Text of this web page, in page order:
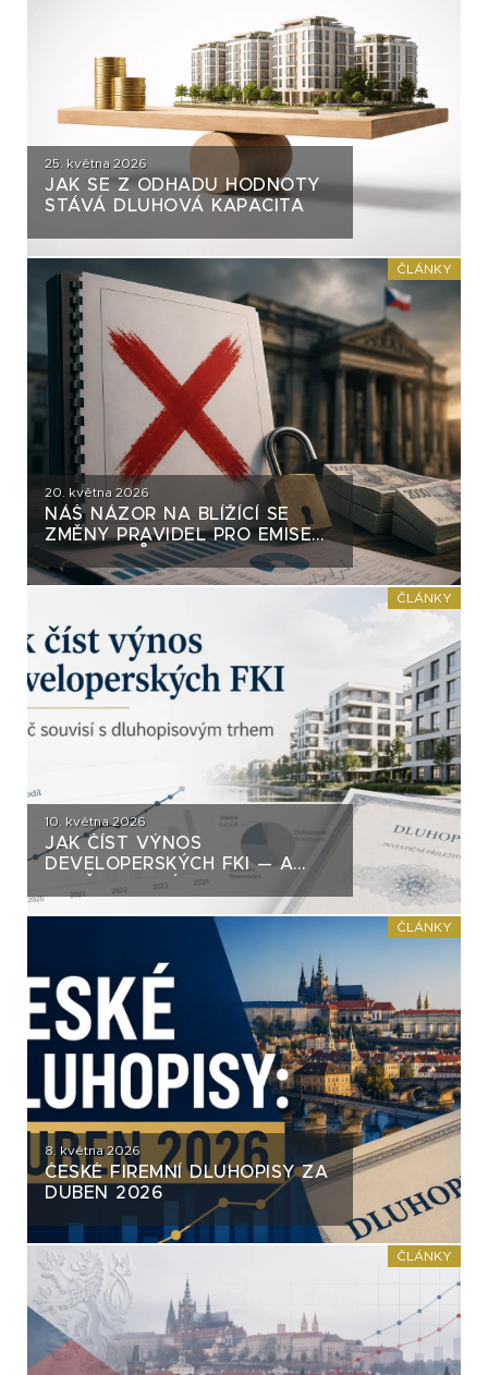
25. května 2026
JAK SE Z ODHADU HODNOTY
STÁVÁ DLUHOVÁ KAPACITA
ČLÁNKY
20. května 2026
NÁŠ NÁZOR NA BLÍŽÍCÍ SE
ZMĚNY PRAVIDEL PRO EMISE
DLUHOPISŮ
ČLÁNKY
10. května 2026
JAK ČÍST VÝNOS
DEVELOPERSKÝCH FKI — A
PROČ SOUVISÍ S
ČLÁNKY
8. května 2026
ČESKÉ FIREMNÍ DLUHOPISY ZA
DUBEN 2026
ČLÁNKY